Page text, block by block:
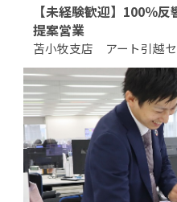
【未経験歓迎】100％
提案営業
苫小牧支店 アート引越